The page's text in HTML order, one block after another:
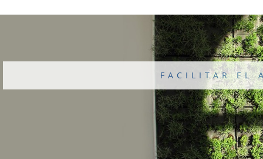
FACILITAR EL